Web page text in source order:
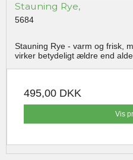
Stauning Rye,
5684
Stauning Rye - varm og frisk,
virker betydeligt ældre end
495,00 DKK
Vis